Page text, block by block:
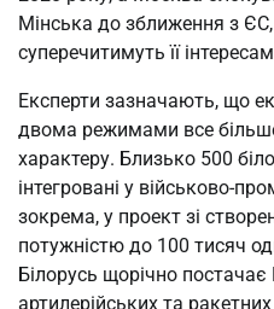
Мінська до зближення з
суперечитимуть її
Експерти зазначають, що
двома режимами все
характеру. Близько 500
інтегровані у військово-
зокрема, у проект зі
потужністю до 100 тисяч
Білорусь щорічно постачає
артилерійських та